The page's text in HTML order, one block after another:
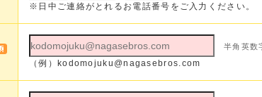
※日中ご連絡がとれるお電話番号をご入力ください。
半角英数
（例） kodomojuku@nagasebros.com